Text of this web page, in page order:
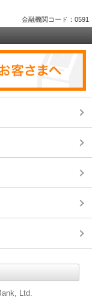
金融機関コード：0591
Ltd.